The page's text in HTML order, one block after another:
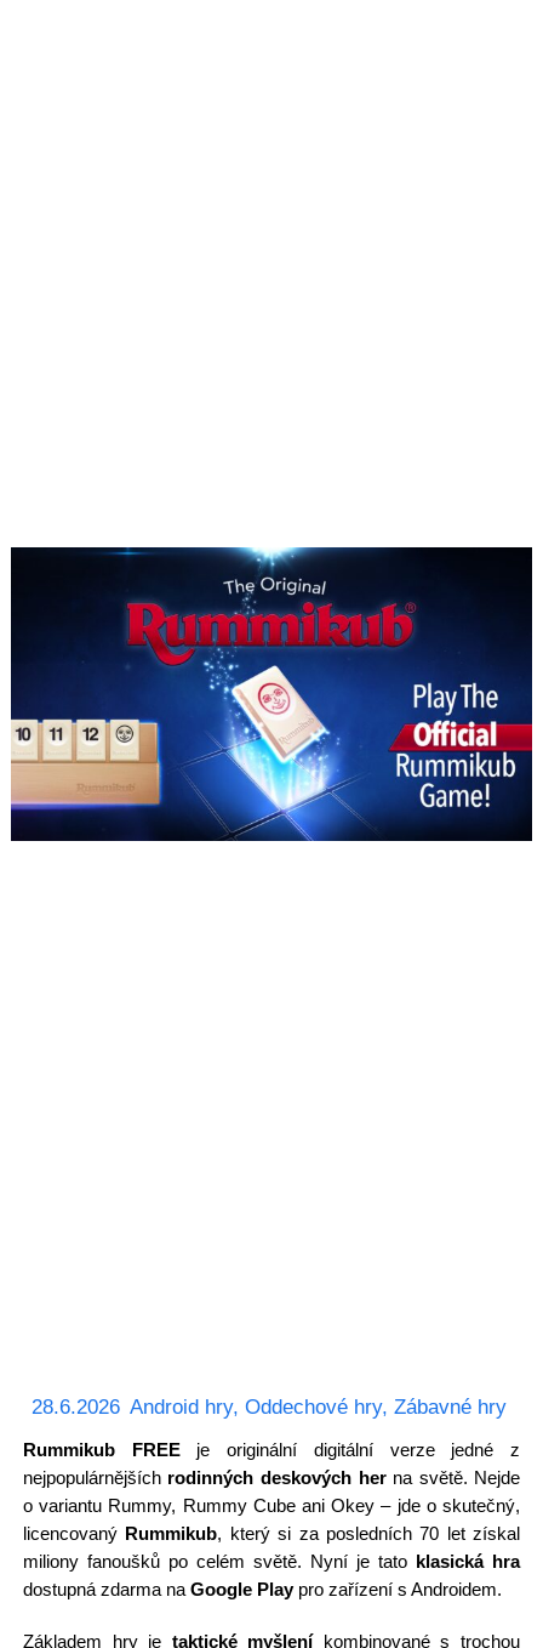
28.6.2026 Android hry, Oddechové hry, Zábavné hry
Rummikub FREEje originální digitální verze jedné z
nejpopulárnějších rodinných deskových herna světě. Nejde
o variantu Rummy, Rummy Cube ani Okey – jde o skutečný,
licencovaný Rummikub, který si za posledních 70 let získal
miliony fanoušků po celém světě. Nyní je tato klasická hra
dostupná zdarma na Google Playpro zařízení s Androidem.
Základem hry je taktické myšleníkombinované s trochou